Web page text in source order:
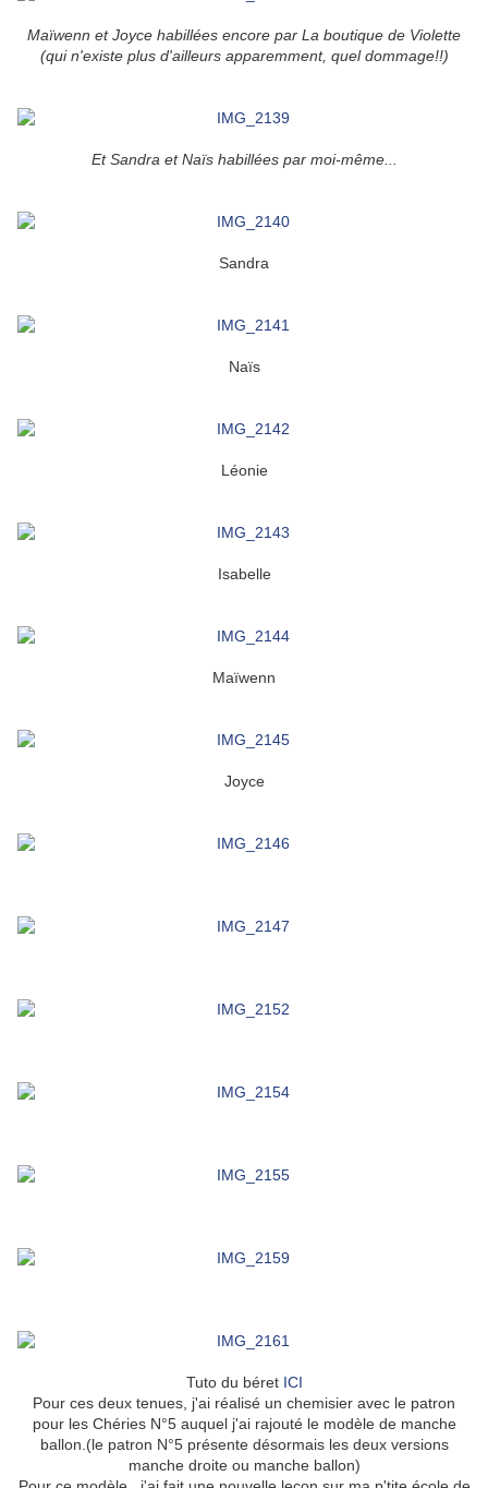
Maïwenn et Joyce habillées encore par La boutique de Violette
(qui n'existe plus d'ailleurs apparemment, quel dommage!!)
Et Sandra et Naïs habillées par moi-même...
Sandra
Naïs
Léonie
Isabelle
Maïwenn
Joyce
Tuto du béret ICI
Pour ces deux tenues, j'ai réalisé un chemisier avec le patron
pour les Chéries N°5 auquel j'ai rajouté le modèle de manche
ballon.(le patron N°5 présente désormais les deux versions
manche droite ou manche ballon)